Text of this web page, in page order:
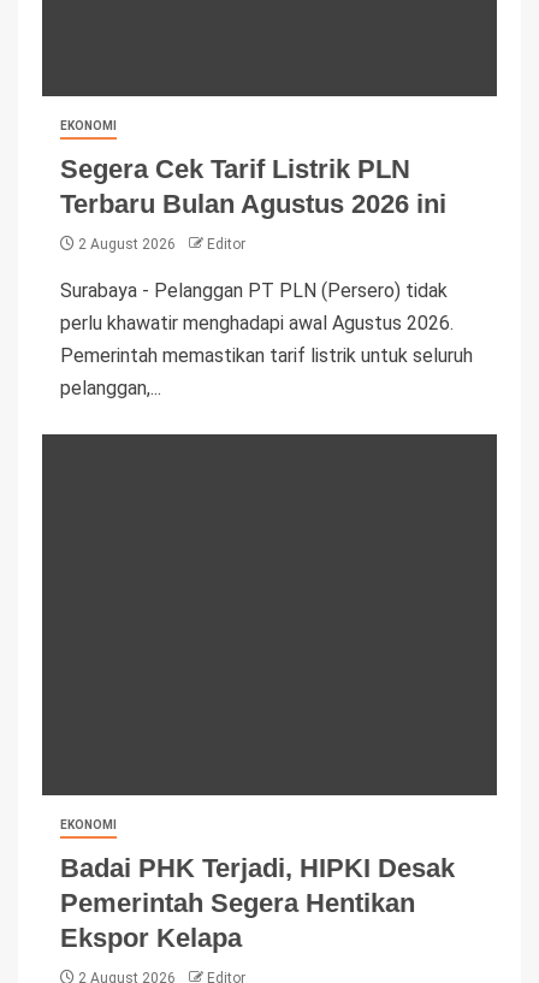
EKONOMI
Segera Cek Tarif Listrik PLN
Terbaru Bulan Agustus 2026 ini
2 August 2026 Editor
Surabaya - Pelanggan PT PLN (Persero) tidak
perlu khawatir menghadapi awal Agustus 2026.
Pemerintah memastikan tarif listrik untuk seluruh
pelanggan,...
EKONOMI
Badai PHK Terjadi, HIPKI Desak
Pemerintah Segera Hentikan
Ekspor Kelapa
2 August 2026 Editor